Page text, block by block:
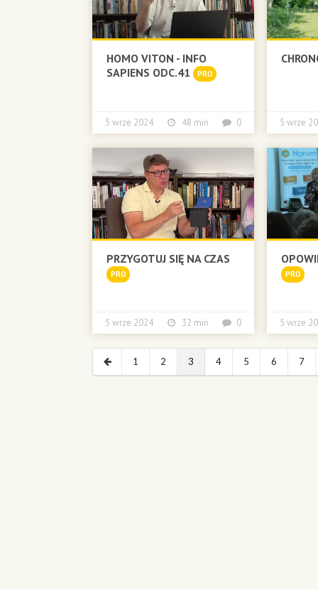
HOMO VITON - INFO
SAPIENS ODC.41
PRO
5 wrze 2024 48 min 0 5 wrze
PRZYGOTUJ SIĘ NA CZAS
PRO
5 wrze 2024 32 min 0
PRO
5 wrze
1 2 3 4 5 6 7